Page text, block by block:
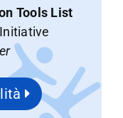
Tools List